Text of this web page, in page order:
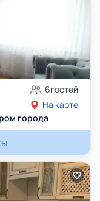
6гостей
На карте
города